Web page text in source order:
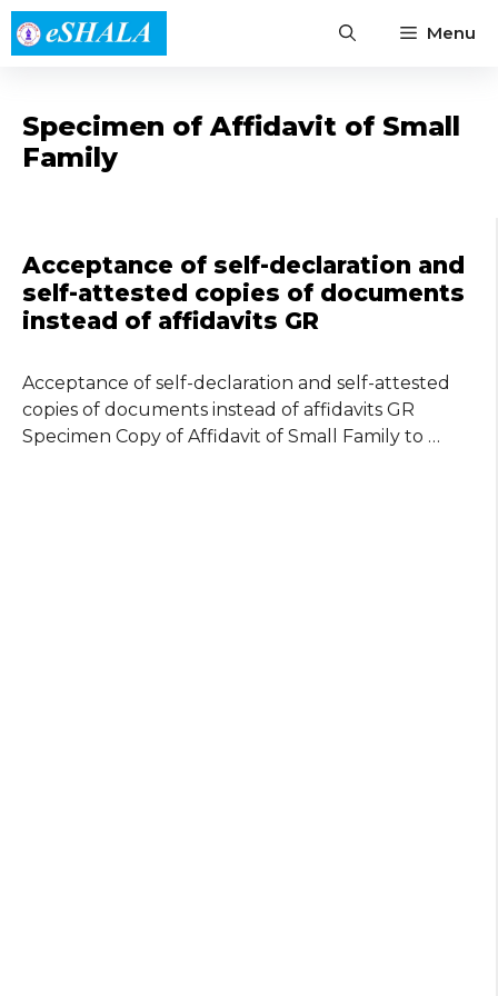
Skip
to
Menu
Specimen of Affidavit of Small
Family
Acceptance of self-declaration and
self-attested copies of documents
instead of affidavits GR
Acceptance of self-declaration and self-attested
copies of documents instead of affidavits GR
Specimen Copy of Affidavit of Small Family to …